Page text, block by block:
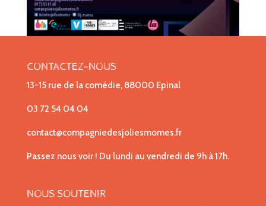
CONTACTEZ-NOUS
13-15 rue de la comédie, 88000 Epinal
03 72 54 04 04
contact@compagniedesjoliesmomes.fr
Passez nous voir ! Du lundi au vendredi de 9h à 17h.
NOUS SOUTENIR